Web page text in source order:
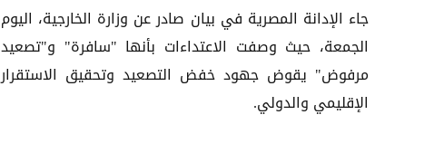
جاء الإدانة المصرية في بيان صادر عن وزارة الخارجية، اليوم
الجمعة، حيث وصفت الاعتداءات بأنها "سافرة" و"تصعيد
مرفوض" يقوض جهود خفض التصعيد وتحقيق الاستقرار
الإقليمي والدولي.